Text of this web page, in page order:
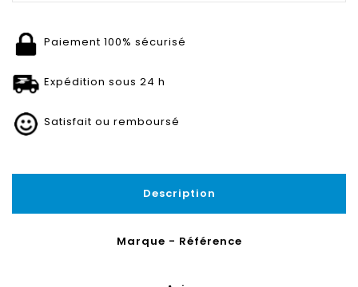
Paiement 100% sécurisé
Expédition sous 24 h
Satisfait ou remboursé
Description
Marque - Référence